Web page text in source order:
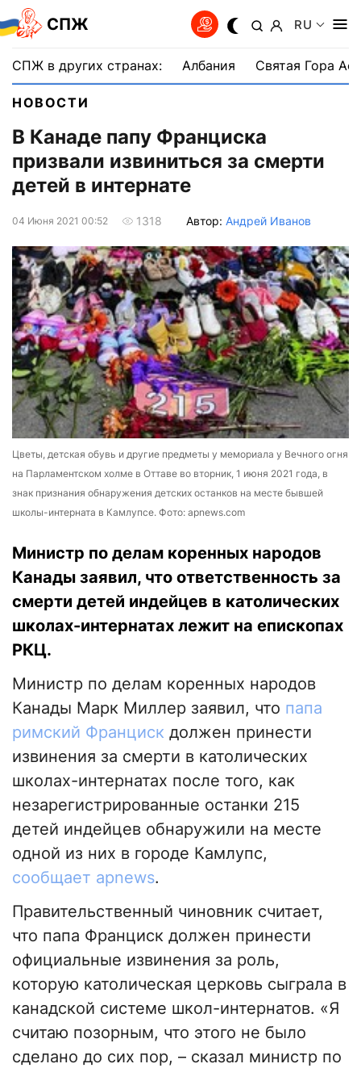
СПЖ RU
СПЖ в других странах: Албания Святая Гора
НОВОСТИ
В Канаде папу Франциска
призвали извиниться за смерти
детей в интернате
04 Июня 2021 00:52 1318 Автор: Андрей Иванов
Цветы, детская обувь и другие предметы у мемориала у Вечного огня
на Парламентском холме в Оттаве во вторник, 1 июня 2021 года, в
знак признания обнаружения детских останков на месте бывшей
школы-интерната в Камлупсе. Фото: apnews.com
Министр по делам коренных народов
Канады заявил, что ответственность за
смерти детей индейцев в католических
школах-интернатах лежит на епископах
РКЦ.
Министр по делам коренных народов
Канады Марк Миллер заявил, что папа
римский Франциск должен принести
извинения за смерти в католических
школах-интернатах после того, как
незарегистрированные останки 215
детей индейцев обнаружили на месте
одной из них в городе Камлупс,
сообщает apnews.
Правительственный чиновник считает,
что папа Франциск должен принести
официальные извинения за роль,
которую католическая церковь сыграла в
канадской системе школ-интернатов. «Я
считаю позорным, что этого не было
сделано до сих пор, – сказал министр по